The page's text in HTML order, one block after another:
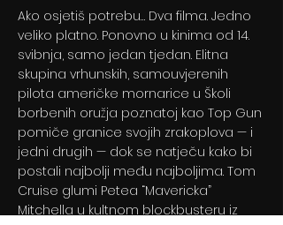
Ako osjetiš potrebu… Dva filma. Jedno
veliko platno. Ponovno u kinima od 14.
svibnja, samo jedan tjedan. Elitna
skupina vrhunskih, samouvjerenih
pilota američke mornarice u Školi
borbenih oružja poznatoj kao Top Gun
pomiče granice svojih zrakoplova — i
jedni drugih — dok se natječu kako bi
postali najbolji među najboljima. Tom
Cruise glumi Petea “Mavericka”
Mitchella u kultnom blockbusteru iz